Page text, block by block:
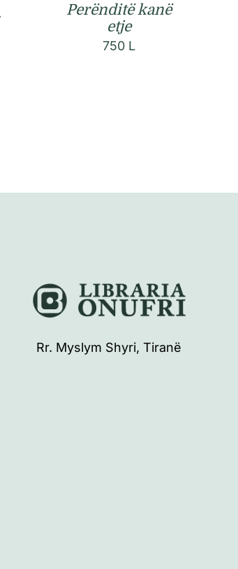
Perënditë kanë
etje
750 L
Rr. Myslym Shyri, Tiranë